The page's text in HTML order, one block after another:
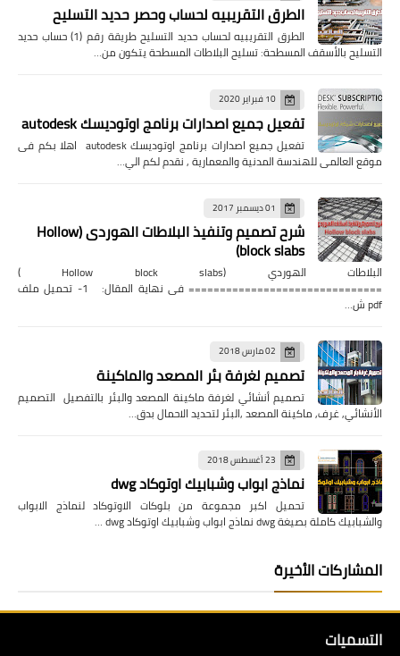
الطرق التقريبيه لحساب وحصر حديد التسليح
الطرق التقريبيه لحساب حديد التسليح طريقة رقم (1) حساب حديد
التسليح بالأسقف المسطحة: تسليح البلاطات المسطحة يتكون من…
10 فبراير 2020
تفعيل جميع اصدارات برنامج اوتوديسك autodesk
تفعيل جميع اصدارات برنامج اوتوديسك autodesk اهلا بكم فى
موقع العالمى للهندسة المدنية والمعمارية , نقدم لكم الي…
01 ديسمبر 2017
شرح تصميم وتنفيذ البلاطات الهوردى (Hollow
block slabs)
البلاطات الهوردي (Hollow block slabs )
=============================== فى نهاية المقال: 1- تحميل ملف
pdf ش…
02 مارس 2018
تصميم لغرفة بئر المصعد والماكينة
تصميم أنشائي لغرفة ماكينة المصعد والبئر بالتفصيل التصميم
الأنشائي, غرف, ماكينة المصعد ,البئر لتحديد الاحمال بدق…
23 أغسطس 2018
نماذج ابواب وشبابيك اوتوكاد dwg
تحميل اكبر مجموعة من بلوكات الاوتوكاد لنماذج الابواب
والشبابيك كاملة بصيغة dwg نماذج ابواب وشبابيك اوتوكاد dwg …
المشاركات الأخيرة
التسميات